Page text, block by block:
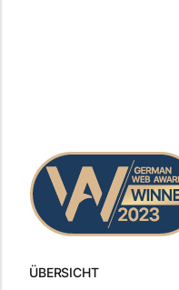
ÜBERSICHT